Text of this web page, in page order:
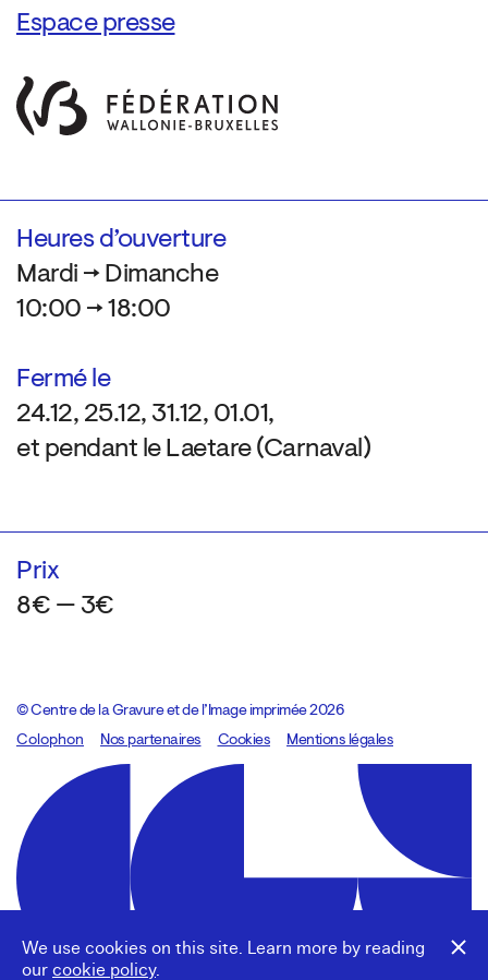
We use cookies on this site. Learn more by reading
our cookie policy.
Espace presse
Heures d’ouverture
Mardi → Dimanche
10:00 → 18:00
Fermé le
24.12, 25.12, 31.12, 01.01,
et pendant le Laetare (Carnaval)
Prix
8€ — 3€
© Centre de la Gravure et de l’Image imprimée 2026
Colophon
Design:Marcel Kaczmarek, code:8080.studio
Nos partenaires Cookies Mentions légales